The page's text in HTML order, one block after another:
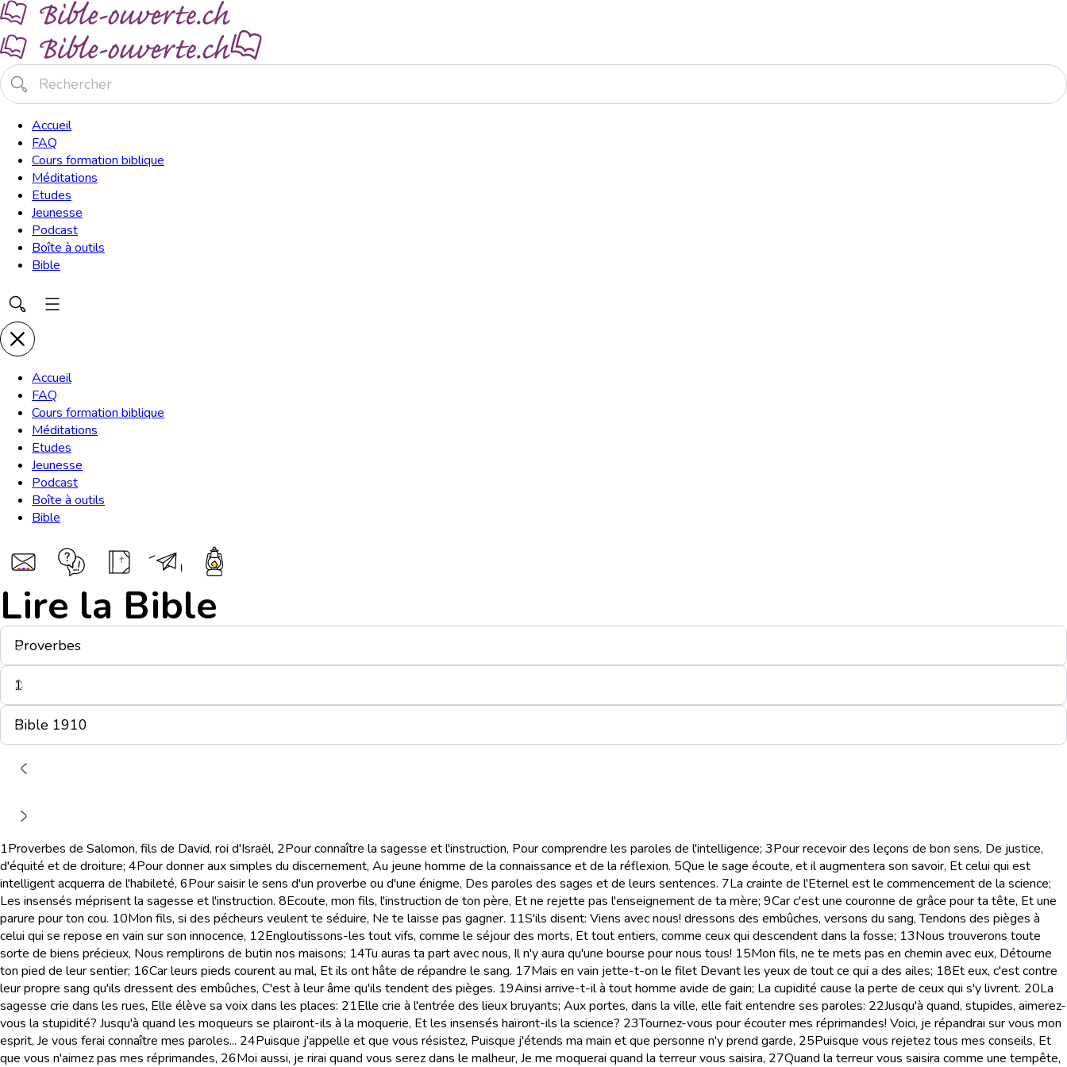
Accueil
FAQ
Cours formation biblique
Méditations
Etudes
Jeunesse
Podcast
Boîte à outils
Bible
Accueil
FAQ
Cours formation biblique
Méditations
Etudes
Jeunesse
Podcast
Boîte à outils
Bible
Lire la Bible
1Proverbes de Salomon, fils de David, roi d'Israël, 2Pour connaître la sagesse et l'instruction, Pour comprendre les paroles de l'intelligence; 3Pour recevoir des leçons de bon sens, De justice,
d'équité et de droiture; 4Pour donner aux simples du discernement, Au jeune homme de la connaissance et de la réflexion. 5Que le sage écoute, et il augmentera son savoir, Et celui qui est
intelligent acquerra de l'habileté, 6Pour saisir le sens d'un proverbe ou d'une énigme, Des paroles des sages et de leurs sentences. 7La crainte de l'Eternel est le commencement de la science;
Les insensés méprisent la sagesse et l'instruction. 8Ecoute, mon fils, l'instruction de ton père, Et ne rejette pas l'enseignement de ta mère; 9Car c'est une couronne de grâce pour ta tête, Et une
parure pour ton cou. 10Mon fils, si des pécheurs veulent te séduire, Ne te laisse pas gagner. 11S'ils disent: Viens avec nous! dressons des embûches, versons du sang, Tendons des pièges à
celui qui se repose en vain sur son innocence, 12Engloutissons-les tout vifs, comme le séjour des morts, Et tout entiers, comme ceux qui descendent dans la fosse; 13Nous trouverons toute
sorte de biens précieux, Nous remplirons de butin nos maisons; 14Tu auras ta part avec nous, Il n'y aura qu'une bourse pour nous tous! 15Mon fils, ne te mets pas en chemin avec eux, Détourne
ton pied de leur sentier; 16Car leurs pieds courent au mal, Et ils ont hâte de répandre le sang. 17Mais en vain jette-t-on le filet Devant les yeux de tout ce qui a des ailes; 18Et eux, c'est contre
leur propre sang qu'ils dressent des embûches, C'est à leur âme qu'ils tendent des pièges. 19Ainsi arrive-t-il à tout homme avide de gain; La cupidité cause la perte de ceux qui s'y livrent. 20La
sagesse crie dans les rues, Elle élève sa voix dans les places: 21Elle crie à l'entrée des lieux bruyants; Aux portes, dans la ville, elle fait entendre ses paroles: 22Jusqu'à quand, stupides, aimerez-
vous la stupidité? Jusqu'à quand les moqueurs se plairont-ils à la moquerie, Et les insensés haïront-ils la science? 23Tournez-vous pour écouter mes réprimandes! Voici, je répandrai sur vous mon
esprit, Je vous ferai connaître mes paroles... 24Puisque j'appelle et que vous résistez, Puisque j'étends ma main et que personne n'y prend garde, 25Puisque vous rejetez tous mes conseils, Et
que vous n'aimez pas mes réprimandes, 26Moi aussi, je rirai quand vous serez dans le malheur, Je me moquerai quand la terreur vous saisira, 27Quand la terreur vous saisira comme une tempête,